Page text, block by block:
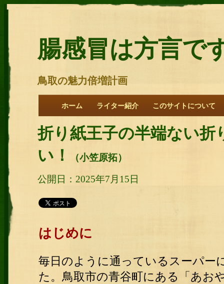
腸感冒は方言で
鳥取の魅力倍増計画
ホーム ライター紹介 このサイトについて
折り紙王子の半端ない折
い！
（小笠原拓）
公開日：2025年7月15日
はじめに
毎日のように通っているスーパー
た。鳥取市の青谷町にある「あお